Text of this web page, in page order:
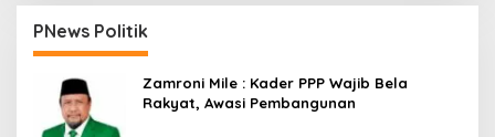
PNews Politik
Zamroni Mile : Kader PPP Wajib Bela
Rakyat, Awasi Pembangunan